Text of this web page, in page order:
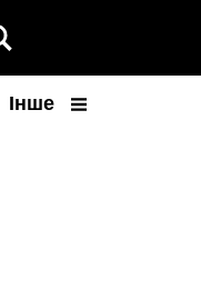
Інше